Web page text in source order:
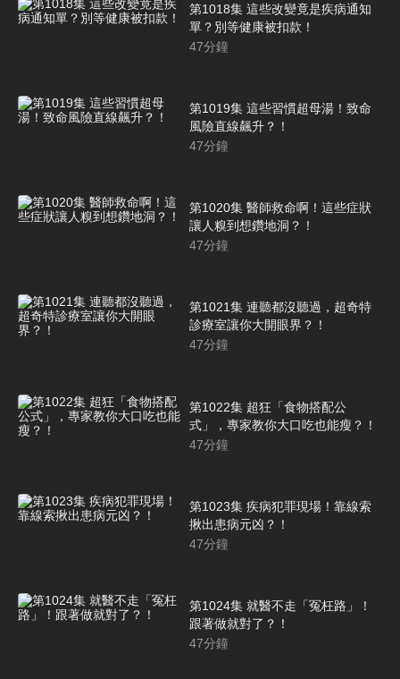
第1018集 這些改變竟是疾病通知
單？別等健康被扣款！
47分鐘
第1019集 這些習慣超母湯！致命
風險直線飆升？！
47分鐘
第1020集 醫師救命啊！這些症狀
讓人糗到想鑽地洞？！
47分鐘
第1021集 連聽都沒聽過，超奇特
診療室讓你大開眼界？！
47分鐘
第1022集 超狂「食物搭配公
式」，專家教你大口吃也能瘦？！
47分鐘
第1023集 疾病犯罪現場！靠線索
揪出患病元凶？！
47分鐘
第1024集 就醫不走「冤枉路」！
跟著做就對了？！
47分鐘